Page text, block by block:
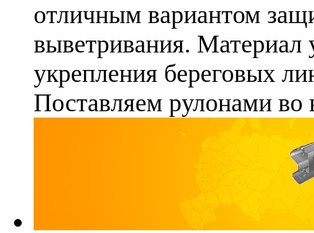
отличным вариантом
выветривания. Материал
укрепления береговых
Поставляем рулонами